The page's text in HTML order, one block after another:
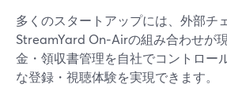
多くのスタートアップには、外部チ
StreamYard On‑Airの組み合わせが
金・領収書管理を自社でコントロー
な登録・視聴体験を実現できます。